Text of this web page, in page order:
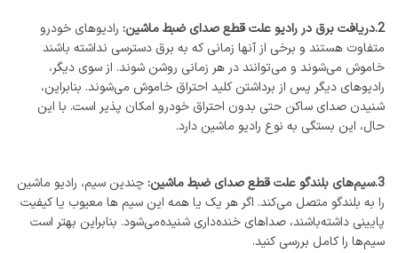
2.دریافت برق در رادیو علت قطع صدای ضبط ماشین:
رادیوهای خودرو
متفاوت هستند و برخی از آنها زمانی که به برق دسترسی نداشته باشند
خاموش می‌شوند و می‌توانند در هر زمانی روشن شوند. از سوی دیگر،
رادیوهای دیگر پس از برداشتن کلید احتراق خاموش می‌شوند. بنابراین،
شنیدن صدای ساکن حتی بدون احتراق خودرو امکان پذیر است. با این
حال، این بستگی به نوع رادیو ماشین دارد.
3.سیم‌های بلندگو علت قطع صدای ضبط ماشین:
چندین سیم، رادیو ماشین
را به بلندگو متصل می‌کند. اگر هر یک یا همه این سیم ها معیوب یا کیفیت
پایینی داشته‌باشند، صداهای خنده‌داری شنیده‌می‌شود. بنابراین بهتر است
سیم‌ها را کامل بررسی کنید.